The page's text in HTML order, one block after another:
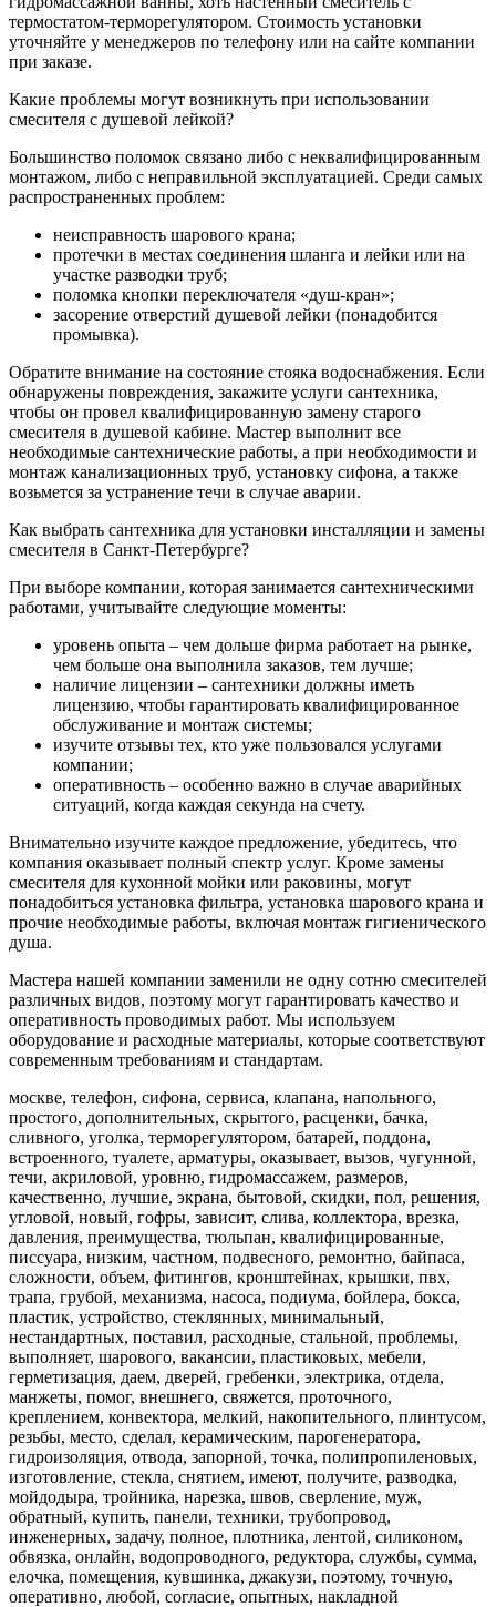
термостатом-терморегулятором. Стоимость установки
уточняйте у менеджеров по телефону или на сайте компании
при заказе.
Какие проблемы могут возникнуть при использовании
смесителя с душевой лейкой?
Большинство поломок связано либо с неквалифицированным
монтажом, либо с неправильной эксплуатацией. Среди самых
распространенных проблем:
неисправность шарового крана;
протечки в местах соединения шланга и лейки или на
участке разводки труб;
поломка кнопки переключателя «душ-кран»;
засорение отверстий душевой лейки (понадобится
промывка).
Обратите внимание на состояние стояка водоснабжения. Если
обнаружены повреждения, закажите услуги сантехника,
чтобы он провел квалифицированную замену старого
смесителя в душевой кабине. Мастер выполнит все
необходимые сантехнические работы, а при необходимости и
монтаж канализационных труб, установку сифона, а также
возьмется за устранение течи в случае аварии.
Как выбрать сантехника для установки инсталляции и замены
смесителя в Санкт-Петербурге?
При выборе компании, которая занимается сантехническими
работами, учитывайте следующие моменты:
уровень опыта – чем дольше фирма работает на рынке,
чем больше она выполнила заказов, тем лучше;
наличие лицензии – сантехники должны иметь
лицензию, чтобы гарантировать квалифицированное
обслуживание и монтаж системы;
изучите отзывы тех, кто уже пользовался услугами
компании;
оперативность – особенно важно в случае аварийных
ситуаций, когда каждая секунда на счету.
Внимательно изучите каждое предложение, убедитесь, что
компания оказывает полный спектр услуг. Кроме замены
смесителя для кухонной мойки или раковины, могут
понадобиться установка фильтра, установка шарового крана и
прочие необходимые работы, включая монтаж гигиенического
душа.
Мастера нашей компании заменили не одну сотню смесителей
различных видов, поэтому могут гарантировать качество и
оперативность проводимых работ. Мы используем
оборудование и расходные материалы, которые соответствуют
современным требованиям и стандартам.
москве, телефон, сифона, сервиса, клапана, напольного,
простого, дополнительных, скрытого, расценки, бачка,
сливного, уголка, терморегулятором, батарей, поддона,
встроенного, туалете, арматуры, оказывает, вызов, чугунной,
течи, акриловой, уровню, гидромассажем, размеров,
качественно, лучшие, экрана, бытовой, скидки, пол, решения,
угловой, новый, гофры, зависит, слива, коллектора, врезка,
давления, преимущества, тюльпан, квалифицированные,
писсуара, низким, частном, подвесного, ремонтно, байпаса,
сложности, объем, фитингов, кронштейнах, крышки, пвх,
трапа, грубой, механизма, насоса, подиума, бойлера, бокса,
пластик, устройство, стеклянных, минимальный,
нестандартных, поставил, расходные, стальной, проблемы,
выполняет, шарового, вакансии, пластиковых, мебели,
герметизация, даем, дверей, гребенки, электрика, отдела,
манжеты, помог, внешнего, свяжется, проточного,
креплением, конвектора, мелкий, накопительного, плинтусом,
резьбы, место, сделал, керамическим, парогенератора,
гидроизоляция, отвода, запорной, точка, полипропиленовых,
изготовление, стекла, снятием, имеют, получите, разводка,
мойдодыра, тройника, нарезка, швов, сверление, муж,
обратный, купить, панели, техники, трубопровод,
инженерных, задачу, полное, плотника, лентой, силиконом,
обвязка, онлайн, водопроводного, редуктора, службы, сумма,
елочка, помещения, кувшинка, джакузи, поэтому, точную,
оперативно, любой, согласие, опытных, накладной